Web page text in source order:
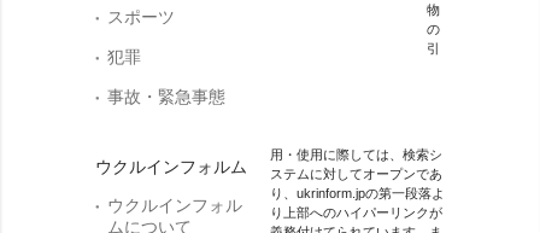
スポーツ
犯罪
事故・緊急事態
ウクルインフォルム
ウクルインフォル
ムについて
物
の
引
用・使用に際しては、検索シ
ステムに対してオープンであ
り、ukrinform.jpの第一段落よ
り上部へのハイパーリンクが